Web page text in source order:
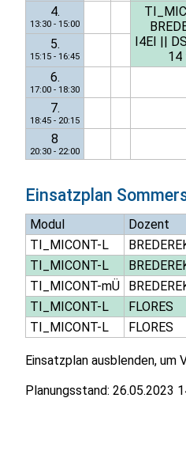
4.
13:30 - 15:00
I4EI
14
5.
15:15 - 16:45
6.
17:00 - 18:30
7.
18:45 - 20:15
8
20:30 - 22:00
Einsatzplan
Modul Dozent
TI_MICONT-L
TI_MICONT-L
TI_MICONT-mÜ
TI_MICONT-L
FLORES
TI_MICONT-L
FLORES
Einsatzplan ausblenden, um
Planungsstand: 26.05.2023